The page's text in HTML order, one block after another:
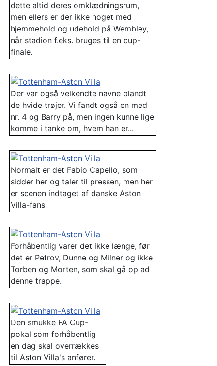
dette altid deres omklædningsrum,
men ellers er der ikke noget med
hjemmehold og udehold på Wembley,
når stadion f.eks. bruges til en cup-
finale.
Der var også velkendte navne blandt
de hvide trøjer. Vi fandt også en med
nr. 4 og Barry på, men ingen kunne lige
komme i tanke om, hvem han er...
Normalt er det Fabio Capello, som
sidder her og taler til pressen, men her
er scenen indtaget af danske Aston
Villa-fans.
Forhåbentlig varer det ikke længe, før
det er Petrov, Dunne og Milner og ikke
Torben og Morten, som skal gå op ad
denne trappe.
Den smukke FA Cup-
pokal som forhåbentlig
en dag skal overrækkes
til Aston Villa's anfører.